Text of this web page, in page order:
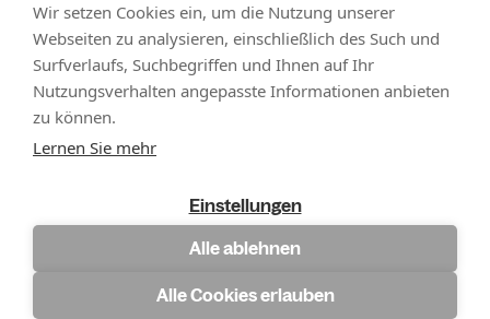
Wir setzen Cookies ein, um die Nutzung unserer
Webseiten zu analysieren, einschließlich des Such und
Surfverlaufs, Suchbegriffen und Ihnen auf Ihr
Nutzungsverhalten angepasste Informationen anbieten
zu können.
Lernen Sie mehr
Einstellungen
Alle ablehnen
Alle Cookies erlauben